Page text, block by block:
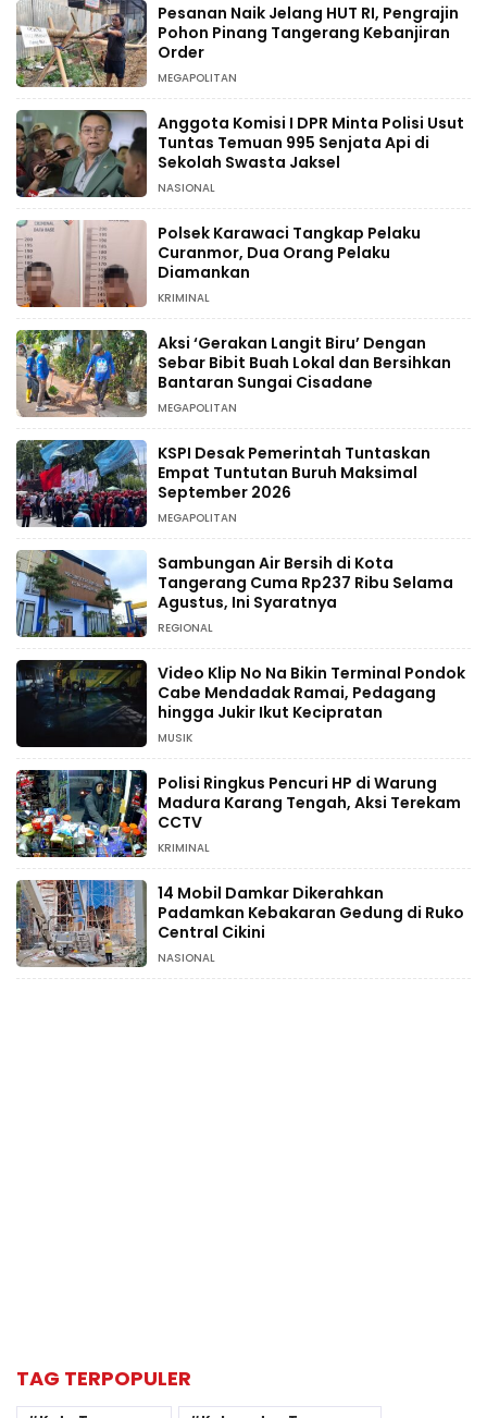
Pesanan Naik Jelang HUT RI, Pengrajin
Pohon Pinang Tangerang Kebanjiran
Order
MEGAPOLITAN
Anggota Komisi I DPR Minta Polisi Usut
Tuntas Temuan 995 Senjata Api di
Sekolah Swasta Jaksel
NASIONAL
Polsek Karawaci Tangkap Pelaku
Curanmor, Dua Orang Pelaku
Diamankan
KRIMINAL
Aksi ‘Gerakan Langit Biru’ Dengan
Sebar Bibit Buah Lokal dan Bersihkan
Bantaran Sungai Cisadane
MEGAPOLITAN
KSPI Desak Pemerintah Tuntaskan
Empat Tuntutan Buruh Maksimal
September 2026
MEGAPOLITAN
Sambungan Air Bersih di Kota
Tangerang Cuma Rp237 Ribu Selama
Agustus, Ini Syaratnya
REGIONAL
Video Klip No Na Bikin Terminal Pondok
Cabe Mendadak Ramai, Pedagang
hingga Jukir Ikut Kecipratan
MUSIK
Polisi Ringkus Pencuri HP di Warung
Madura Karang Tengah, Aksi Terekam
CCTV
KRIMINAL
14 Mobil Damkar Dikerahkan
Padamkan Kebakaran Gedung di Ruko
Central Cikini
NASIONAL
TAG TERPOPULER